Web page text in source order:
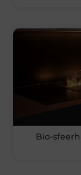
Bio-